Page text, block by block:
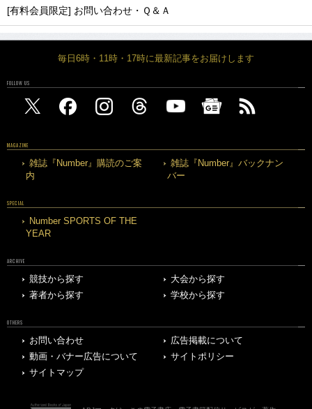
[有料会員限定] お問い合わせ・Ｑ＆Ａ
毎日6時・11時・17時に最新記事をお届けします
FOLLOW US
MAGAZINE
雑誌『Number』購読のご案
内
雑誌『Number』バックナン
バー
SPECIAL
Number SPORTS OF THE
YEAR
ARCHIVE
競技から探す
大会から探す
著者から探す
学校から探す
OTHERS
お問い合わせ
広告掲載について
動画・バナー広告について
サイトポリシー
サイトマップ